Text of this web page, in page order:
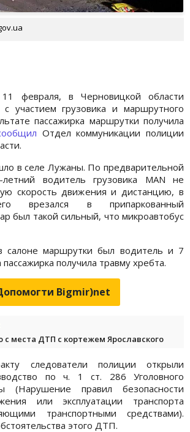
февраля, в Черновицкой области
участием грузовика и маршрутного
пассажирка маршрутки получила
Отдел коммуникации полиции
в селе Лужаны. По предварительной
водитель грузовика MAN не
скорость движения и дистанцию, в
врезался в припаркованный
был такой сильный, что микроавтобус
маршрутки был водитель и 7
получила травму хребта.
Bigmir)net
с места ДТП с кортежем Ярославского
следователи полиции открыли
по ч. 1 ст. 286 Уголовного
(Нарушение правил безопасности
или эксплуатации транспорта
транспортными средствами).
этого ДТП.